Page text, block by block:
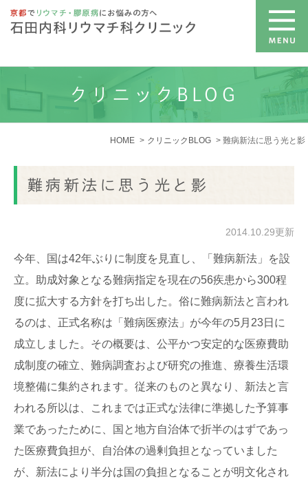
クリニックBLOG
HOME クリニックBLOG 難病新法に思う光と影
難病新法に思う光と影
2014.10.29更新
今年、国は42年ぶりに制度を見直し、「難病新法」を設
立。助成対象となる難病指定を現在の56疾患から300程
度に拡大する方針を打ち出した。俗に難病新法と言われ
るのは、正式名称は「難病医療法」が今年の5月23日に
成立しました。その概要は、公平かつ安定的な医療費助
成制度の確立、難病調査および研究の推進、療養生活環
境整備に集約されます。従来のものと異なり、新法と言
われる所以は、これまでは正式な法律に準拠した予算事
業であったために、国と地方自治体で折半のはずであっ
た医療費負担が、自治体の過剰負担となっていました
が、新法により半分は国の負担となることが明文化され